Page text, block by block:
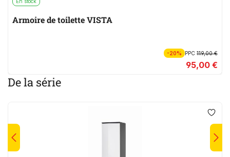
Armoire de toilette VISTA
-20% PPC119,00 €
95,00 €
De la série